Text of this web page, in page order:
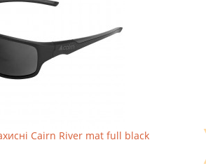
Cairn River mat full black